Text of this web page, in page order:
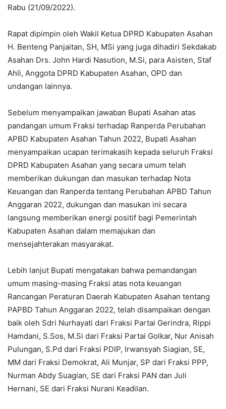
Rabu (21/09/2022).
Rapat dipimpin oleh Wakil Ketua DPRD Kabupaten Asahan
H. Benteng Panjaitan, SH, MSi yang juga dihadiri Sekdakab
Asahan Drs. John Hardi Nasution, M.Si, para Asisten, Staf
Ahli, Anggota DPRD Kabupaten Asahan, OPD dan
undangan lainnya.
Sebelum menyampaikan jawaban Bupati Asahan atas
pandangan umum Fraksi terhadap Ranperda Perubahan
APBD Kabupaten Asahan Tahun 2022, Bupati Asahan
menyampaikan ucapan terimakasih kepada seluruh Fraksi
DPRD Kabupaten Asahan yang secara umum telah
memberikan dukungan dan masukan terhadap Nota
Keuangan dan Ranperda tentang Perubahan APBD Tahun
Anggaran 2022, dukungan dan masukan ini secara
langsung memberikan energi positif bagi Pemerintah
Kabupaten Asahan dalam memajukan dan
mensejahterakan masyarakat.
Lebih lanjut Bupati mengatakan bahwa pemandangan
umum masing-masing Fraksi atas nota keuangan
Rancangan Peraturan Daerah Kabupaten Asahan tentang
PAPBD Tahun Anggaran 2022, telah disampaikan dengan
baik oleh Sdri Nurhayati dari Fraksi Partai Gerindra, Rippi
Hamdani, S.Sos, M.Si dari Fraksi Partai Golkar, Nur Anisah
Pulungan, S.Pd dari Fraksi PDIP, Irwansyah Siagian, SE,
MM dari Fraksi Demokrat, Ali Munjar, SP dari Fraksi PPP,
Nurman Abdy Suagian, SE dari Fraksi PAN dan Juli
Hernani, SE dari Fraksi Nurani Keadilan.